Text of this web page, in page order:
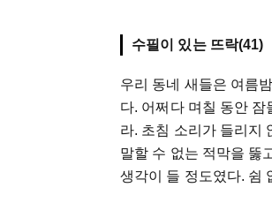
수필이 있는 뜨락(41)
우리 동네 새들은 여름밤
다. 어쩌다 며칠 동안 잠
라. 초침 소리가 들리지
말할 수 없는 적막을 뚫
생각이
들 정도였다. 쉼